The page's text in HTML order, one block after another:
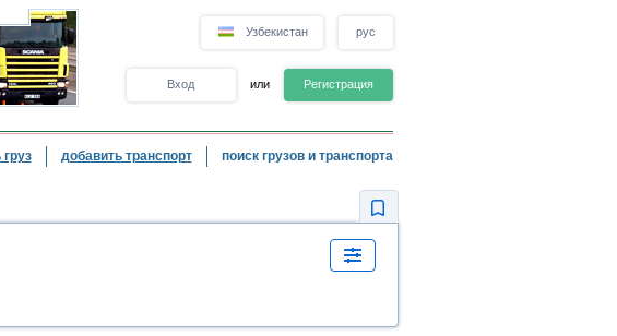
Узбекистан рус
Вход или Регистрация
добавить транспорт поиск грузов и транспорта